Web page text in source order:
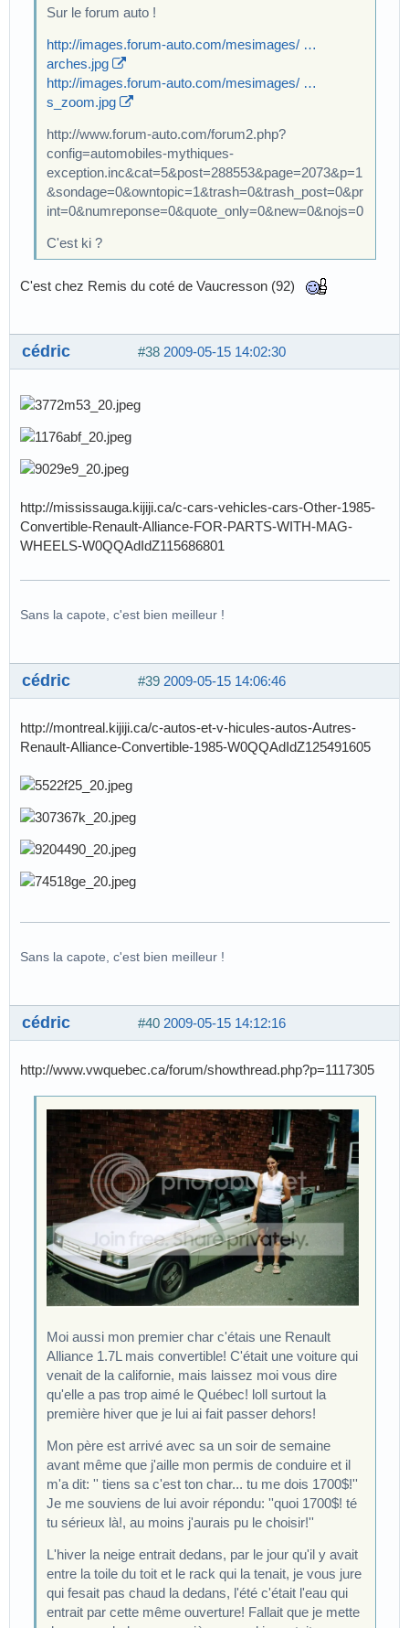
Sur le forum auto !
http://images.forum-auto.com/mesimages/ …
arches.jpg
http://images.forum-auto.com/mesimages/ …
s_zoom.jpg
http://www.forum-auto.com/forum2.php?
config=automobiles-mythiques-
exception.inc&cat=5&post=288553&page=2073&p=1
&sondage=0&owntopic=1&trash=0&trash_post=0&pr
int=0&numreponse=0&quote_only=0&new=0&nojs=0
C'est ki ?
C'est chez Remis du coté de Vaucresson (92)
#38 2009-05-15 14:02:30
cédric
http://mississauga.kijiji.ca/c-cars-vehicles-cars-Other-1985-
Convertible-Renault-Alliance-FOR-PARTS-WITH-MAG-
WHEELS-W0QQAdIdZ115686801
Sans la capote, c'est bien meilleur !
#39 2009-05-15 14:06:46
cédric
http://montreal.kijiji.ca/c-autos-et-v-hicules-autos-Autres-
Renault-Alliance-Convertible-1985-W0QQAdIdZ125491605
Sans la capote, c'est bien meilleur !
#40 2009-05-15 14:12:16
cédric
http://www.vwquebec.ca/forum/showthread.php?p=1117305
Moi aussi mon premier char c'étais une Renault
Alliance 1.7L mais convertible! C'était une voiture qui
venait de la californie, mais laissez moi vous dire
qu'elle a pas trop aimé le Québec! loll surtout la
première hiver que je lui ai fait passer dehors!
Mon père est arrivé avec sa un soir de semaine
avant même que j'aille mon permis de conduire et il
m'a dit: '' tiens sa c'est ton char... tu me dois 1700$!''
Je me souviens de lui avoir répondu: ''quoi 1700$! té
tu sérieux là!, au moins j'aurais pu le choisir!''
L'hiver la neige entrait dedans, par le jour qu'il y avait
entre la toile du toit et le rack qui la tenait, je vous jure
qui fesait pas chaud la dedans, l'été c'était l'eau qui
entrait par cette même ouverture! Fallait que je mette